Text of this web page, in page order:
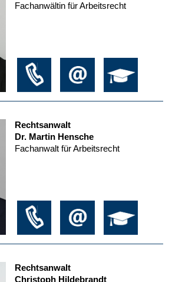
Fachanwältin für Arbeitsrecht
Rechtsanwalt
Dr. Martin Hensche
Fachanwalt für Arbeitsrecht
Rechtsanwalt
Christoph Hildebrandt